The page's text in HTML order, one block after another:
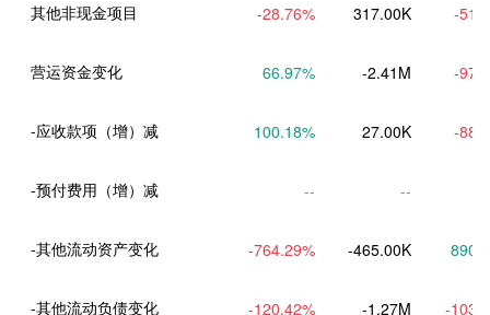
其他非现金项目 -28.76% 317.00K -
营运资金变化 66.97% -2.41M -
-应收款项（增）减 100.18% 27.00K -
-预付费用（增）减 -- --
-其他流动资产变化 -764.29% -465.00K
-其他流动负债变化 -120.42% -1.27M -